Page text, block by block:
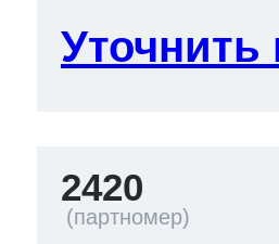
Уточнить
2420